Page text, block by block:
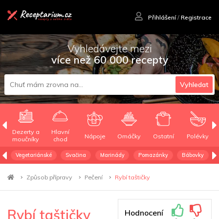
Přihlášení/ Registrace
Vyhledávejte mezi
více než 60 000 recepty
Vyhledat
Dezerty a
moučníky
Hlavní
chod
Nápoje Omáčky Ostatní Polévky
Vegetariánské Svačina Marinády Pomazánky Bábovky
Způsob přípravy Pečení Rybí taštičky
Rybí taštičky Hodnocení